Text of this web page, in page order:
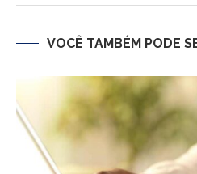
VOCÊ TAMBÉM PODE